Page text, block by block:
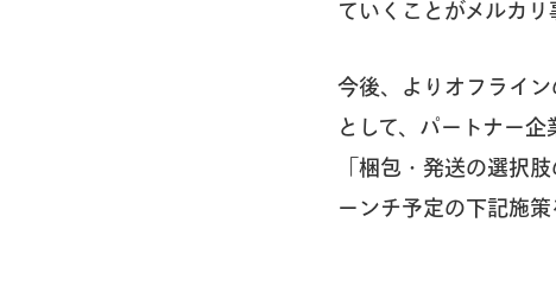
ていくことがメルカリ
今後、よりオフライ
として、パートナー
「梱包・発送の選択
ーンチ予定の下記施策